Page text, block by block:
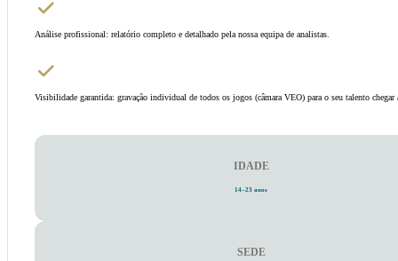
Análise profissional: relatório completo e detalhado pela nossa equipa de analistas.
Visibilidade garantida: gravação individual de todos os jogos (câmara VEO) para o seu talento chegar
IDADE
14–23 anos
SEDE